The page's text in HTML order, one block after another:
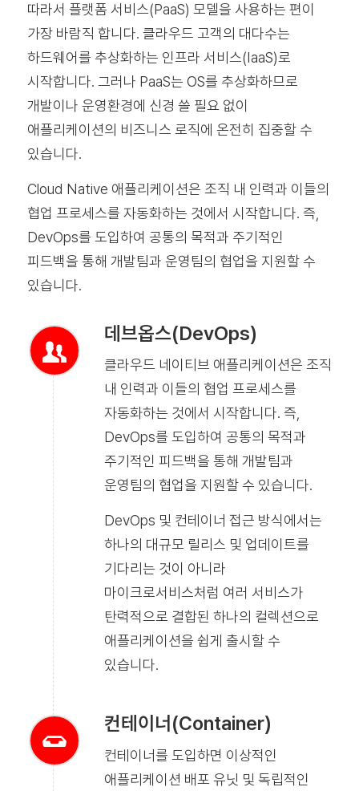
따라서 플랫폼 서비스(PaaS) 모델을 사용하는 편이
가장 바람직 합니다. 클라우드 고객의 대다수는
하드웨어를 추상화하는 인프라 서비스(IaaS)로
시작합니다. 그러나 PaaS는 OS를 추상화하므로
개발이나 운영환경에 신경 쓸 필요 없이
애플리케이션의 비즈니스 로직에 온전히 집중할 수
있습니다.
Cloud Native 애플리케이션은 조직 내 인력과 이들의
협업 프로세스를 자동화하는 것에서 시작합니다. 즉,
DevOps를 도입하여 공통의 목적과 주기적인
피드백을 통해 개발팀과 운영팀의 협업을 지원할 수
있습니다.
데브옵스(DevOps)
클라우드 네이티브 애플리케이션은 조직
내 인력과 이들의 협업 프로세스를
자동화하는 것에서 시작합니다. 즉,
DevOps를 도입하여 공통의 목적과
주기적인 피드백을 통해 개발팀과
운영팀의 협업을 지원할 수 있습니다.
DevOps 및 컨테이너 접근 방식에서는
하나의 대규모 릴리스 및 업데이트를
기다리는 것이 아니라
마이크로서비스처럼 여러 서비스가
탄력적으로 결합된 하나의 컬렉션으로
애플리케이션을 쉽게 출시할 수
있습니다.
컨테이너(Container)
컨테이너를 도입하면 이상적인
애플리케이션 배포 유닛 및 독립적인